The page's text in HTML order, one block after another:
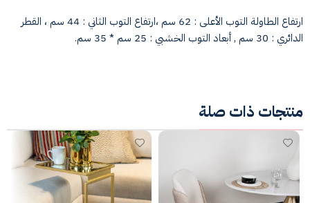
ارتفاع الطاولة التوب الأعلى : 62 سم ،
ارتفاع التوب الثاني : 44 سم ،
القطر
الدائري : 30 سم ,
أبعاد التوب الخشبي : 25 سم * 35 سم.
منتجات ذات صلة